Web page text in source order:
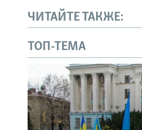
ЧИТАЙТЕ ТАКЖЕ:
ТОП-ТЕМА